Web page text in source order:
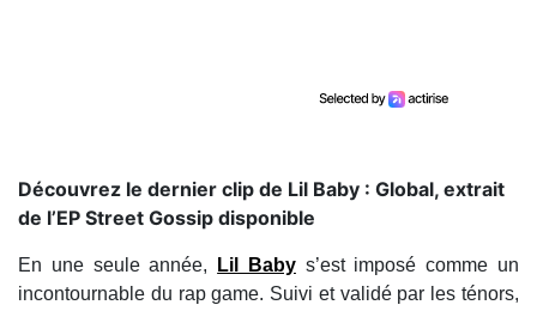
Découvrez le dernier clip de Lil Baby : Global, extrait
de l’EP Street Gossip disponible
En une seule année, Lil Babys’est imposé comme un
incontournable du rap game. Suivi et validé par les ténors,